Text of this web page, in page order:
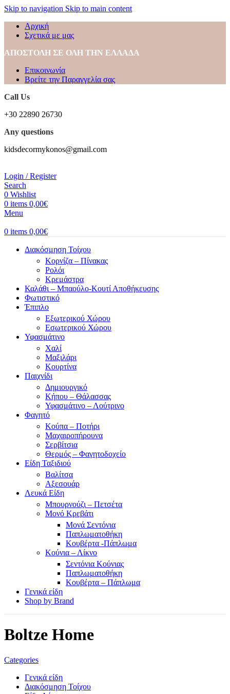
Skip to navigation Skip to main content
Αρχική
Σχετικά με μας
ΑΠΟΣΤΟΛΗ ΣΕ ΟΛΗ ΤΗΝ ΕΛΛΑΔΑ
Επικοινωνία
Βρείτε την Παραγγελία σας
Call Us
+30 22890 26730
Any questions
kidsdecormykonos@gmail.com
Login / Register
Search
0 Wishlist
0 items 0,00€
Menu
0 items 0,00€
Διακόσμηση Τοίχου
Κορνίζα – Πίνακας
Ρολόι
Κρεμάστρα
Καλάθι – Μπαούλο-Κουτί Αποθήκευσης
Φωτιστικό
Έπιπλο
Εξωτερικού Χώρου
Εσωτερικού Χώρου
Υφασμάτινο
Χαλί
Μαξιλάρι
Κουρτίνα
Παιχνίδι
Δημιουργικό
Κήπου – Θάλασσας
Υφασμάτινο – Λούτρινο
Φαγητό
Κούπα – Ποτήρι
Μαχαιροπήρουνα
Σερβίτσια
Θερμός – Φαγητοδοχείο
Είδη Ταξιδιού
Βαλίτσα
Αξεσουάρ
Λευκά Είδη
Μπουρνούζι – Πετσέτα
Μονό Κρεβάτι
Μονά Σεντόνια
Παπλωματοθήκη
Κουβέρτα -Πάπλωμα
Κούνια – Λίκνο
Σεντόνια Κούνιας
Παπλωματοθήκη
Κουβέρτα – Πάπλωμα
Γενικά είδη
Shop by Brand
Boltze Home
Categories
Γενικά είδη
Διακόσμηση Τοίχου